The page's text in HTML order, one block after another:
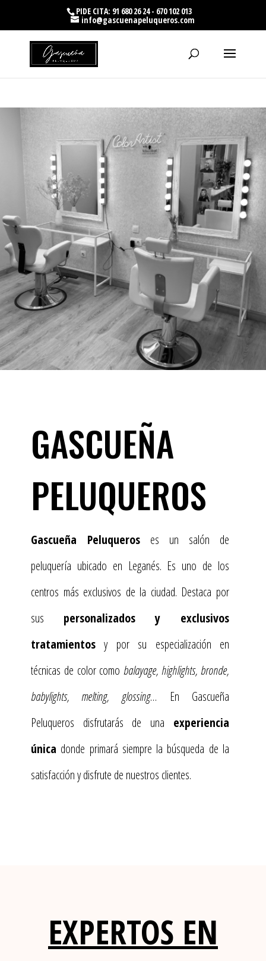
PIDE CITA: 91 680 26 24 - 670 102 013
info@gascuenapeluqueros.com
GASCUEÑA
PELUQUEROS
Gascueña Peluqueroses un salón de
peluquería ubicado en Leganés. Es uno de los
centros más exclusivos de la ciudad. Destaca por
sus personalizados y exclusivos
tratamientosy por su especialización en
técnicas de color comobalayage, highlights, bronde,
babylights, melting, glossing… En Gascueña
Peluqueros disfrutarás de una experiencia
única donde primará siempre la búsqueda de la
satisfacción y disfrute de nuestros clientes.
EXPERTOS EN